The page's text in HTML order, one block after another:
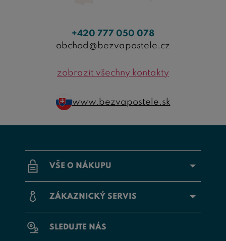
VŠE O NÁKUPU
ZÁKAZNICKÝ SERVIS
SLEDUJTE NÁS
+420 777 050 078
obchod@bezvapostele.cz
zobrazit všechny kontakty
www.bezvapostele.sk